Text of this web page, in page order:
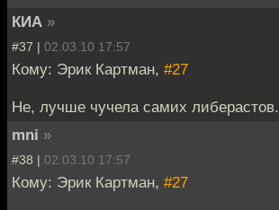
КИА »
#37 | 02.03.10 17:57
Кому: Эрик Картман, #27
Не, лучше чучела самих либерастов.
mni »
#38 | 02.03.10 17:57
Кому: Эрик Картман, #27